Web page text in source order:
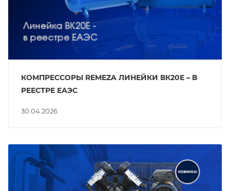
30.04.2026
КОМПРЕССОРЫ REMEZA ЛИНЕЙКИ ВК20Е – В
РЕЕСТРЕ ЕАЭС